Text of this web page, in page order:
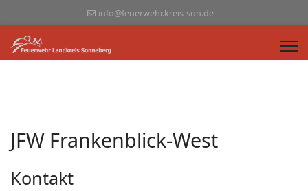
info@feuerwehr.kreis-son.de
JFW Frankenblick-West
Kontakt